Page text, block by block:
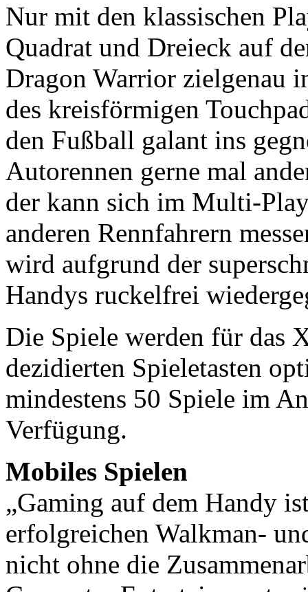
Nur mit den klassischen
Quadrat und Dreieck auf
Dragon Warrior zielgenau
des kreisförmigen
den Fußball galant ins
Autorennen gerne mal
der kann sich im Multi-
anderen Rennfahrern
wird aufgrund der
Handys ruckelfrei
Die Spiele werden für das
dezidierten Spieletasten
mindestens 50 Spiele im
Verfügung.
Mobiles Spielen
„Gaming auf dem Handy
erfolgreichen Walkman-
nicht ohne die